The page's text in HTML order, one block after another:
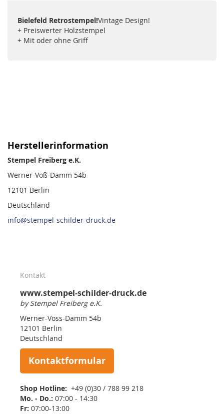
Bielefeld Retrostempel!Vintage Design!
+ Preiswerter Holzstempel
+ Mit oder ohne Griff
Herstellerinformation
Stempel Freiberg e.K.
Werner-Voß-Damm 54b
12101 Berlin
Deutschland
info@stempel-schilder-druck.de
Kontakt
www.stempel-schilder-druck.de
by Stempel Freiberg e.K.
Werner-Voss-Damm 54b
12101 Berlin
Deutschland
Kontaktformular
Shop Hotline: +49 (0)30 / 788 99 218
Mo. - Do.: 07:00 - 14:30
Fr: 07:00-13:00